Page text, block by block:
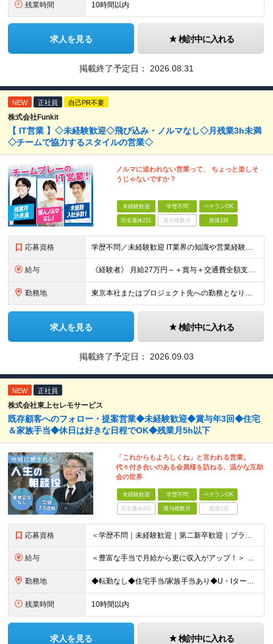
残業時間 10時間以内
求人を見る 検討中に入れる
掲載終了予定日： 2026.08.31
NEW 正社員 自己PR不要
株式会社Funkit
【 IT営業 】◇未経験歓迎◇飛び込み・ノルマなし◇月残業3h未満
◇チームで協力するスタイルの営業◇
ノルマに追われない営業って、 ちょっと楽しそ
うじゃないですか？
未経験歓迎 学歴不問 ベテランOK
完全週休2日 賞与複数月 面接1回
応募資格 学歴不問／未経験歓迎 IT業界の知識や営業経験は問いません。 大切にしたいのは、これまでの経歴よりも「人と話すことが好き」「チームで仕事を進めたい」という気持ちです。 ◆ こんな方とお会いしたいで
給与 《経験者》 月給27万円～＋賞与＋交通費全額支給 《未経験者》 月給23万円～＋賞与＋交通費全額支給 ※上記月給には固定残業代（20時間分／《経験者》34,000円～《未経験者》31,100円～）
勤務地 東京本社またはプロジェクト先への勤務となります ■本社 東京都豊島区南池袋3-13-8 ホウエイビル9F ＜アクセス＞ 各線「池袋駅」から徒歩5分 ■東京開発センター 東京都豊島区南池袋3-13-
求人を見る 検討中に入れる
掲載終了予定日： 2026.09.03
NEW 正社員
株式会社東上セレモサービス
既存顧客へのフォロー・提案営業◆未経験歓迎◆賞与年3回◆住宅
＆家族手当◆休日は好きな日程でOK◆残業月5h以下
「これからもよろしくね」と言われる営業。
代々付き合いのある会員様を訪ねる、温かな互助
会の世界
未経験歓迎 学歴不問 ベテランOK
完全週休2日 賞与複数月 面接1回
応募資格 ＜学歴不問｜未経験歓迎｜第二新卒歓迎｜ブランクのある方もOK＞ 普通自動車運転免許（AT限定可）をお持ちの方 ※運転は多くありません 【こんな方も歓迎します】 ◆数字追求よりも信頼関係構築を大切に
給与 ＜豊富な手当で月給から更に収入がアップ！＞ ■家族手当（配偶者 月1万円/子一人 月5000円） ■住宅手当（月1万円～2万円） ■役職手当 ■交通費全額支給 ■時間外手当 月給22万円～32万円＋
勤務地 ◆転勤なし◆住宅手当/家族手当あり◆U・Iターン歓迎 ＜本社＞ 埼玉県新座市東北2-27-3 ※(変更の範囲)上記を除く当社関連勤務地
残業時間 10時間以内
求人を見る 検討中に入れる